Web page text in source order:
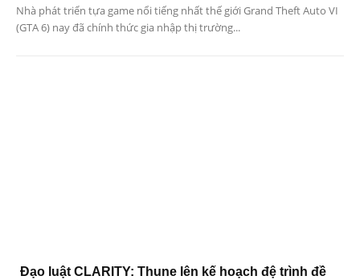
Nhà phát triển tựa game nổi tiếng nhất thế giới Grand Theft Auto VI
(GTA 6) nay đã chính thức gia nhập thị trường...
Đạo luật CLARITY: Thune lên kế hoạch đệ trình đề